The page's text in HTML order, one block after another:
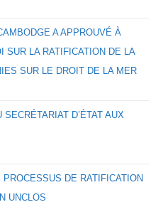
A APPROUVÉ À
SUR LA RATIFICATION DE LA
SUR LE DROIT DE LA MER
D’ÉTAT AUX
PROCESSUS DE RATIFICATION
UNCLOS